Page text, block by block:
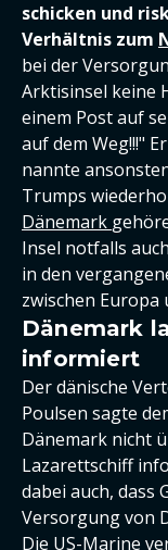
schicken und
Verhältnis zum
bei der
Arktisinsel keine
einem Post auf
auf dem Weg!!!"
nannte
Trumps
Dänemark
Insel notfalls
in den
zwischen Europa
Dänemark
informiert
Der dänische
Poulsen sagte
Dänemark nicht
Lazarettschiff
dabei auch, dass
Versorgung von
Die US-Marine